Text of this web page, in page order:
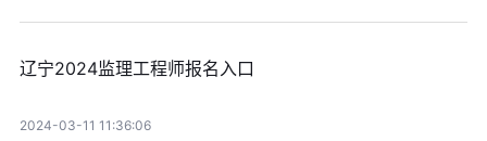
辽宁2024监理工程师报名入口
2024-03-11 11:36:06